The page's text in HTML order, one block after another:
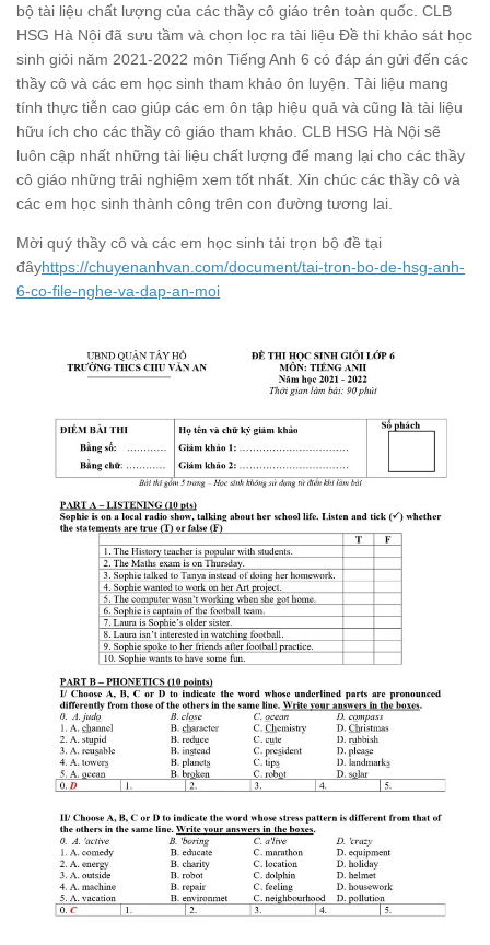
bộ tài liệu chất lượng của các thầy cô giáo trên toàn quốc. CLB
HSG Hà Nội đã sưu tầm và chọn lọc ra tài liệu Đề thi khảo sát học
sinh giỏi năm 2021-2022 môn Tiếng Anh 6 có đáp án gửi đến các
thầy cô và các em học sinh tham khảo ôn luyện. Tài liệu mang
tính thực tiễn cao giúp các em ôn tập hiệu quả và cũng là tài liệu
hữu ích cho các thầy cô giáo tham khảo. CLB HSG Hà Nội sẽ
luôn cập nhất những tài liệu chất lượng để mang lại cho các thầy
cô giáo những trải nghiệm xem tốt nhất. Xin chúc các thầy cô và
các em học sinh thành công trên con đường tương lai.
Mời quý thầy cô và các em học sinh tải trọn bộ đề tại
đâyhttps://chuyenanhvan.com/document/tai-tron-bo-de-hsg-anh-
6-co-file-nghe-va-dap-an-moi